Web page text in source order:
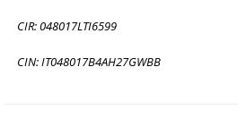
CIR: 048017LTI6599
CIN: IT048017B4AH27GWBB